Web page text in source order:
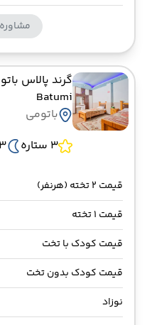
گرند پالاس
Batumi
باتومی
3 ستاره
3 شب
قیمت 2 تخته (هرنفر)
قیمت 1 تخته
قیمت کودک با تخت
قیمت کودک بدون تخت
نوزاد